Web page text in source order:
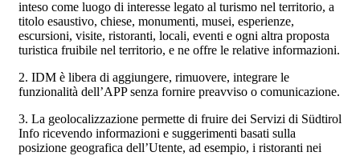
inteso come luogo di interesse legato al turismo nel territorio, a
titolo esaustivo, chiese, monumenti, musei, esperienze,
escursioni, visite, ristoranti, locali, eventi e ogni altra proposta
turistica fruibile nel territorio, e ne offre le relative informazioni.
2. IDM è libera di aggiungere, rimuovere, integrare le
funzionalità dell’APP senza fornire preavviso o comunicazione.
3. La geolocalizzazione permette di fruire dei Servizi di Südtirol
Info ricevendo informazioni e suggerimenti basati sulla
posizione geografica dell’Utente, ad esempio, i ristoranti nei